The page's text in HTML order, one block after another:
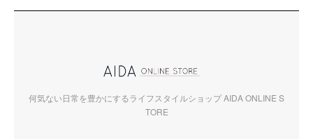
何気ない日常を豊かにするライフスタイルショップ AIDA ONLINE S
TORE